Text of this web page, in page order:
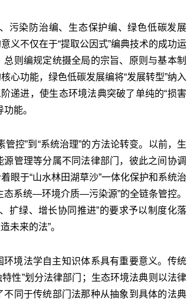
污染防治编、生态保护编、绿色低碳发展
义不仅在于“提取公因式”编典技术的成功运
则编规定统摄全局的宗旨、原则与基本制
心功能，绿色低碳发展编将“发展转型”纳入
递进，使生态环境法典突破了单纯的“损害
能。
控”到“系统治理”的方法论转变。以前，生
管理等分属不同法律部门，彼此之间协调
眼于“山水林田湖草沙”一体化保护和系统治
系统—环境介质—污染源”的全链条管控。
扩绿、增长协同推进”的要求予以制度化落
未来的法”。
境法学自主知识体系具有重要意义。传统
性”划分法律部门；生态环境法典则以法律
同于传统部门法那种从抽象到具体的法典